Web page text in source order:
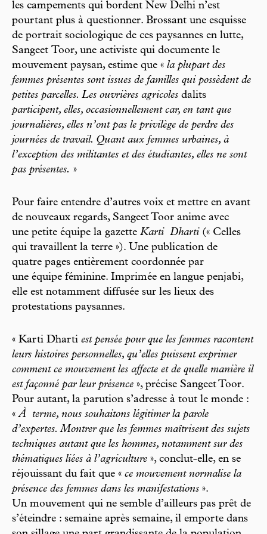
les campements qui bordent New Delhi n’est
pourtant plus à questionner. Brossant une esquisse
de portrait sociologique de ces paysannes en lutte,
Sangeet Toor, une activiste qui documente le
mouvement paysan, estime que « la plupart des
femmes présentes sont issues de familles qui possèdent de
petites parcelles. Les ouvrières agricoles dalits
participent, elles, occasionnellement car, en tant que
journalières, elles n’ont pas le privilège de perdre des
journées de travail. Quant aux femmes urbaines, à
l’exception des militantes et des étudiantes, elles ne sont
pas présentes. »
Pour faire entendre d’autres voix et mettre en avant
de nouveaux regards, Sangeet Toor anime avec
une petite équipe la gazette Karti Dharti (« Celles
qui travaillent la terre »). Une publication de
quatre pages entièrement coordonnée par
une équipe féminine. Imprimée en langue penjabi,
elle est notamment diffusée sur les lieux des
protestations paysannes.
« Karti Dharti est pensée pour que les femmes racontent
leurs histoires personnelles, qu’elles puissent exprimer
comment ce mouvement les affecte et de quelle manière il
est façonné par leur présence », précise Sangeet Toor.
Pour autant, la parution s’adresse à tout le monde :
«À
terme, nous souhaitons légitimer la parole
d’expertes. Montrer que les femmes maîtrisent des sujets
techniques autant que les hommes, notamment sur des
thématiques liées à l’agriculture », conclut-elle, en se
réjouissant du fait que « ce mouvement normalise la
présence des femmes dans les manifestations ».
Un mouvement qui ne semble d’ailleurs pas prêt de
s’éteindre : semaine après semaine, il emporte dans